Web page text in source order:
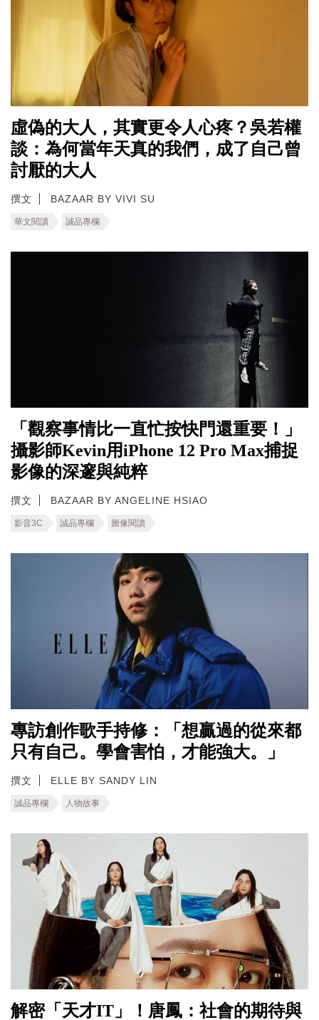
虛偽的大人，其實更令人心疼？吳若權
談：為何當年天真的我們，成了自己曾
討厭的大人
撰文 BAZAAR BY VIVI SU
華文閱讀 誠品專欄
「觀察事情比一直忙按快門還重要！」
攝影師Kevin用iPhone 12 Pro Max捕捉
影像的深邃與純粹
撰文 BAZAAR BY ANGELINE HSIAO
影音3C 誠品專欄 圖像閱讀
專訪創作歌手持修：「想贏過的從來都
只有自己。學會害怕，才能強大。」
撰文 ELLE BY SANDY LIN
誠品專欄 人物故事
解密「天才IT」！唐鳳：社會的期待與